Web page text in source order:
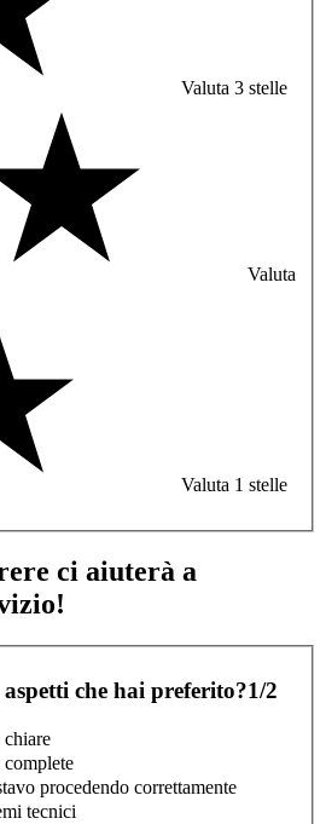
Valuta 3 stelle
Valuta
Valuta 1 stelle
ci aiuterà a
che hai preferito?1/2
procedendo correttamente
tecnici